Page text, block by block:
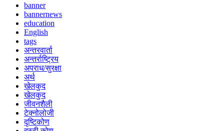
banner
bannernews
education
English
tags
अन्तरवार्ता
अन्तर्राष्ट्रिय
अपराध/सुरक्षा
अर्थ
खेलकुद
खेलकुद
जीवनशैली
टेक्नोलोजी
दृष्टिकोण